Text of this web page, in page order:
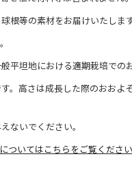
根等の素材をお届けいたします
坦地における適期栽培でのお
。高さは成長した際のおおよ
ないでください。
ついてはこちらをご覧ください